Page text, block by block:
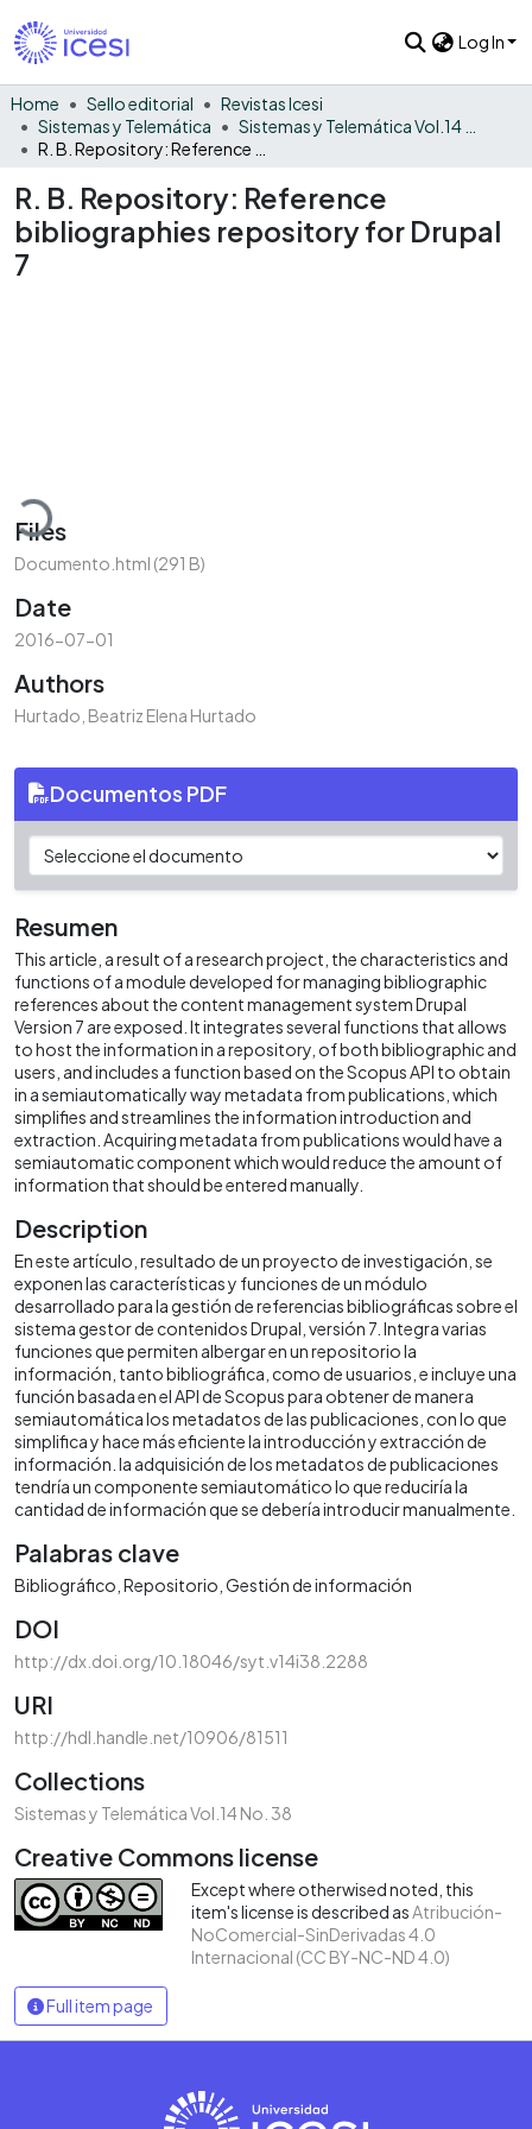
Log In
Home Sello editorial
Revistas Icesi
Sistemas y Telemática
R. B. Repository: Reference
bibliographies repository for Drupal
7
Loading...
Files
Documento.html (291 B)
Date
2016-07-01
Authors
Hurtado, Beatriz Elena Hurtado
Documentos PDF
Resumen
This article, a result of a research project, the characteristics and
functions of a module developed for managing bibliographic
references about the content management system Drupal
Version 7 are exposed. It integrates several functions that allows
to host the information in a repository, of both bibliographic and
users, and includes a function based on the Scopus API to obtain
in a semiautomatically way metadata from publications, which
simplifies and streamlines the information introduction and
extraction. Acquiring metadata from publications would have a
semiautomatic component which would reduce the amount of
information that should be entered manually.
Description
En este artículo, resultado de un proyecto de investigación, se
exponen las características y funciones de un módulo
desarrollado para la gestión de referencias bibliográficas sobre el
sistema gestor de contenidos Drupal, versión 7. Integra varias
funciones que permiten albergar en un repositorio la
información, tanto bibliográfica, como de usuarios, e incluye una
función basada en el API de Scopus para obtener de manera
semiautomática los metadatos de las publicaciones, con lo que
simplifica y hace más eficiente la introducción y extracción de
información. la adquisición de los metadatos de publicaciones
tendría un componente semiautomático lo que reduciría la
cantidad de información que se debería introducir manualmente.
Palabras clave
Bibliográfico Repositorio Gestión de información
DOI
http://dx.doi.org/10.18046/syt.v14i38.2288
URI
http://hdl.handle.net/10906/81511
Collections
Sistemas y Telemática Vol.14 No. 38
Creative Commons license
Except where otherwised noted, this
item's license is described asAtribución-
NoComercial-SinDerivadas 4.0
Internacional (CC BY-NC-ND 4.0)
Full item page